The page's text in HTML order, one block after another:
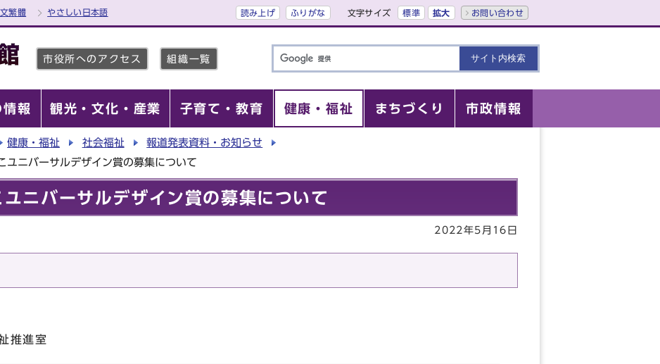
繁體 やさしい日本語 読み上げ ふりがな 文字サイズ 標準 拡大 お問い合わせ
市役所へのアクセス 組織一覧
報 観光・文化・産業 子育て・教育 健康・福祉 まちづくり 市政情報
健康・福祉 社会福祉
報道発表資料・お知らせ
ユニバーサルデザイン賞の募集について
ニバーサルデザイン賞の募集について
2022年5月16日
推進室